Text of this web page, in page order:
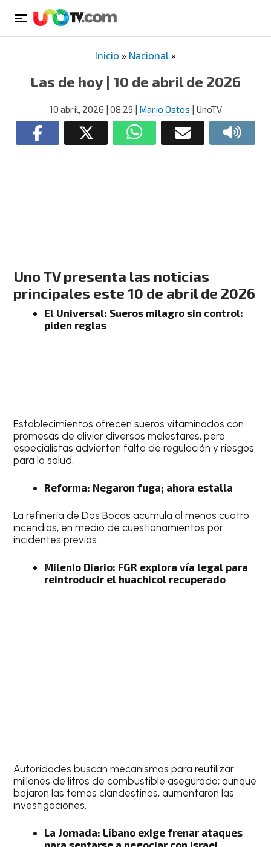
Inicio » Nacional »
Las de hoy | 10 de abril de 2026
10 abril, 2026 | 08:29 | Mario Ostos | UnoTV
Uno TV presenta las noticias
principales este 10 de abril de 2026
El Universal: Sueros milagro sin control:
piden reglas
Establecimientos ofrecen sueros vitaminados con
promesas de aliviar diversos malestares, pero
especialistas advierten falta de regulación y riesgos
para la salud.
Reforma: Negaron fuga; ahora estalla
La refinería de Dos Bocas acumula al menos cuatro
incendios, en medio de cuestionamientos por
incidentes previos.
Milenio Diario: FGR explora vía legal para
reintroducir el huachicol recuperado
Autoridades buscan mecanismos para reutilizar
millones de litros de combustible asegurado; aunque
bajaron las tomas clandestinas, aumentaron las
investigaciones.
La Jornada: Líbano exige frenar ataques
para sentarse a negociar con Israel